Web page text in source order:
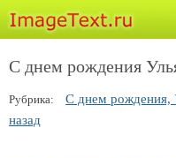
С днем рождения
Рубрика: С днем рождения,
назад